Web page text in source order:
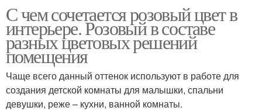
С чем сочетается розовый цвет в
интерьере. Розовый в составе
разных цветовых решений
помещения
Чаще всего данный оттенок используют в работе для
создания детской комнаты для малышки, спальни
девушки, реже – кухни, ванной комнаты.